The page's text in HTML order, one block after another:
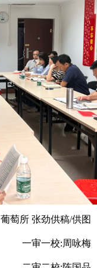
葡萄所 张劲供稿/供图
一审一校:周咏梅